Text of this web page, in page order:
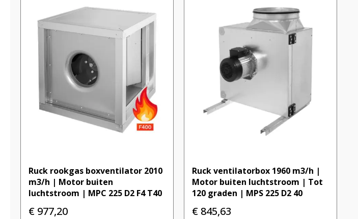
Ruck rookgas boxventilator 2010
m3/h | Motor buiten
luchtstroom | MPC 225 D2 F4 T40
€ 977,20
Ruck ventilatorbox 1960 m3/h |
Motor buiten luchtstroom | Tot
120 graden | MPS 225 D2 40
€ 845,63